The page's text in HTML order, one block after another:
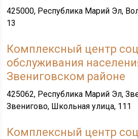
425000, Республика Марий Эл,
13
Комплексный центр
обслуживания
Звениговском районе
425062, Республика Марий Эл,
Звенигово, Школьная улица, 111
Комплексный центр